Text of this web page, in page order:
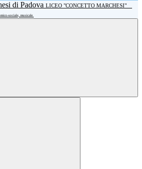
LICEO "CONCETTO MARCHESI"
sociale, musicale